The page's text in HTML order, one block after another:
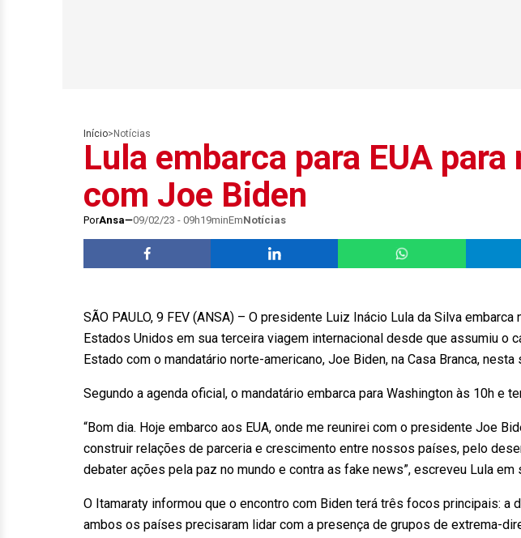
Início> Notícias
Lula embarca para EUA para
com Joe Biden
PorAnsa 09/02/23 - 09h19minEmNotícias
SÃO PAULO, 9 FEV (ANSA) – O presidente Luiz Inácio Lula da Silva
Estados Unidos em sua terceira viagem internacional desde que assumiu o
Estado com o mandatário norte-americano, Joe Biden, na Casa Branca,
Segundo a agenda oficial, o mandatário embarca para Washington às 10h e
“Bom dia. Hoje embarco aos EUA, onde me reunirei com o presidente Joe
construir relações de parceria e crescimento entre nossos países, pelo
debater ações pela paz no mundo e contra as fake news”, escreveu Lula em
O Itamaraty informou que o encontro com Biden terá três focos principais: a
ambos os países precisaram lidar com a presença de grupos de extrema-